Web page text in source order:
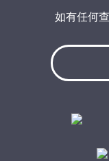
如有任何